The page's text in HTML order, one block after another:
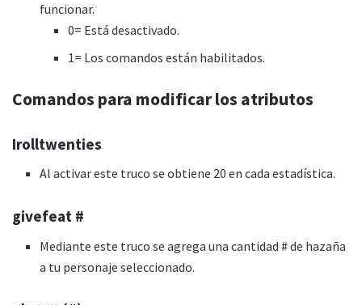
funcionar.
0= Está desactivado.
1= Los comandos están habilitados.
Comandos para modificar los atributos
Irolltwenties
Al activar este truco se obtiene 20 en cada estadística.
givefeat #
Mediante este truco se agrega una cantidad # de hazaña
a tu personaje seleccionado.